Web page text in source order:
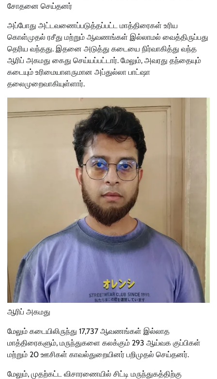
சோதனை செய்தனர்
அப்போது அட்டவணைப்படுத்தப்பட்ட மாத்திரைகள் உரிய
கொள்முதல் ரசீது மற்றும் ஆவணங்கள் இல்லாமல் வைத்திருப்பது
தெரிய வந்தது. இதனை அடுத்து கடையை நிர்வாகித்து வந்த
ஆரிப் அகமது கைது செய்யப்பட்டார். மேலும், அவரது தந்தையும்
கடையும் உரிமையாளருமான அப்துல்லா பாட்ஷா
தலைமுறைவாகியுள்ளார்.
ஆரிப் அகமது
மேலும் கடையிலிருந்து 17,737 ஆவணங்கள் இல்லாத
மாத்திரைகளும், மருந்துகளை கலக்கும் 293 ஆய்வக குப்பிகள்
மற்றும் 20 ஊசிகள் காவல்துறையினர் பறிமுதல் செய்தனர்.
மேலும், முதற்கட்ட விசாரணையில் சிட்டி மருந்துகத்திற்கு